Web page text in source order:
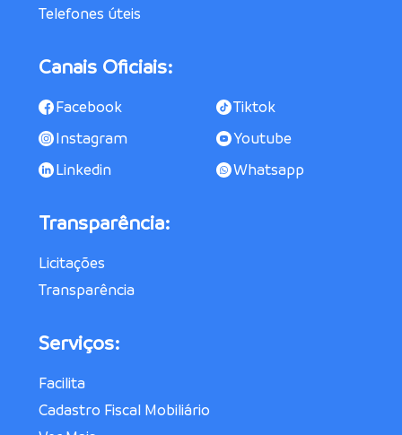
Telefones úteis
Canais Oficiais:
Facebook
Tiktok
Instagram
Youtube
Linkedin
Whatsapp
Transparência:
Licitações
Transparência
Serviços:
Facilita
Cadastro Fiscal Mobiliário